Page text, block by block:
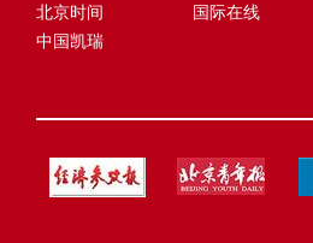
北京时间 国际在线
中国凯瑞